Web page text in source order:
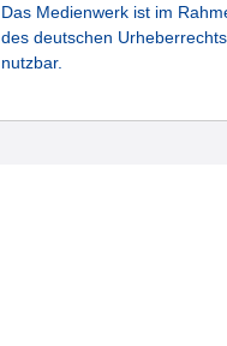
Das Medienwerk ist im
des deutschen Urheberrechts
nutzbar.